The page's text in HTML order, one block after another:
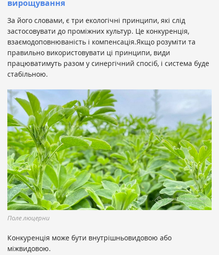
вирощування
За його словами, є три екологічні принципи, які слід
застосовувати до проміжних культур. Це конкуренція,
взаємодоповнюваність і компенсація.Якщо розуміти та
правильно використовувати ці принципи, види
працюватимуть разом у синергічний спосіб, і система буде
стабільною.
Поле люцерни
Конкуренція може бути внутрішньовидовою або
міжвидовою.